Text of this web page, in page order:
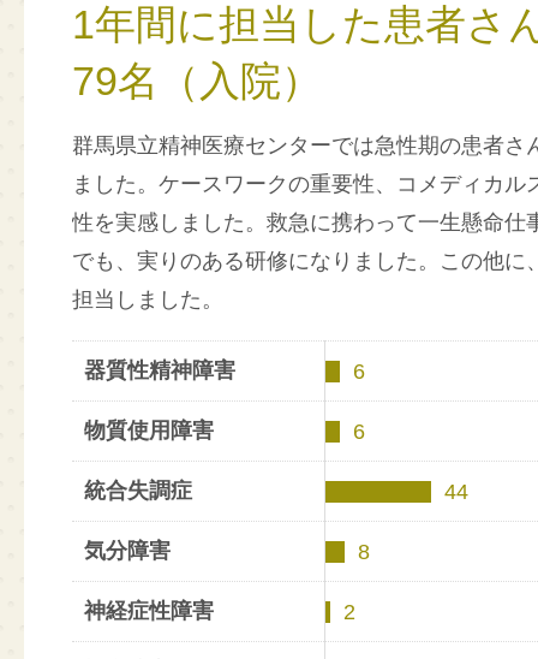
1年間に担当した患者さ
79名（入院）
群馬県立精神医療センターでは急性期の患者さ
ました。ケースワークの重要性、コメディカル
性を実感しました。救急に携わって一生懸命仕
でも、実りのある研修になりました。この他に
担当しました。
器質性精神障害 6
物質使用障害 6
統合失調症 44
気分障害 8
神経症性障害 2